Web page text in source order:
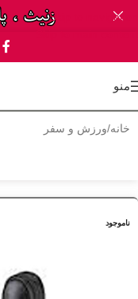
Skip to navigation
منو
خانه/ورزش و سفر
ناموجود